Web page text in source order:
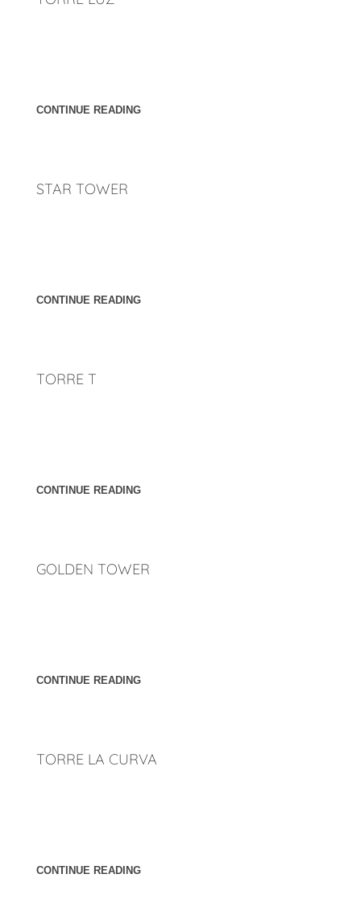
CONTINUE READING
STAR TOWER
CONTINUE READING
TORRE T
CONTINUE READING
GOLDEN TOWER
CONTINUE READING
TORRE LA CURVA
CONTINUE READING